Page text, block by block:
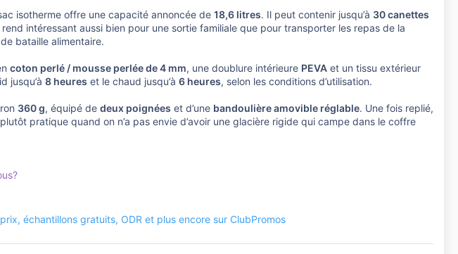
isotherme offre une capacité annoncée de 18,6 litres. Il peut contenir jusqu’à 30 canettes
intéressant aussi bien pour une sortie familiale que pour transporter les repas de la
bataille alimentaire.
coton perlé / mousse perlée de 4 mm, une doublure intérieure PEVA et un tissu extérieur
jusqu’à 8 heures et le chaud jusqu’à 6 heures, selon les conditions d’utilisation.
360 g, équipé de deux poignées et d’une bandoulière amovible réglable. Une fois replié,
pratique quand on n’a pas envie d’avoir une glacière rigide qui campe dans le coffre
échantillons gratuits, ODR et plus encore sur ClubPromos